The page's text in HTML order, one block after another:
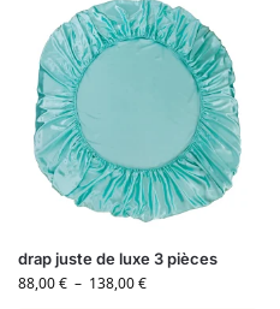
drap juste de luxe 3 pièces
88,00€ – 138,00€